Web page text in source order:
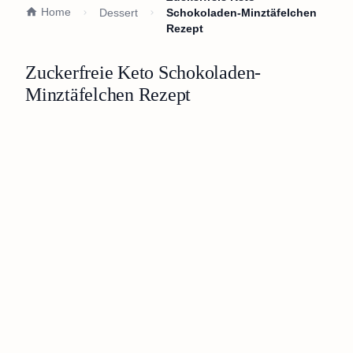
Home Dessert
Schokoladen-Minztäfelchen
Rezept
Zuckerfreie Keto Schokoladen-
Minztäfelchen Rezept